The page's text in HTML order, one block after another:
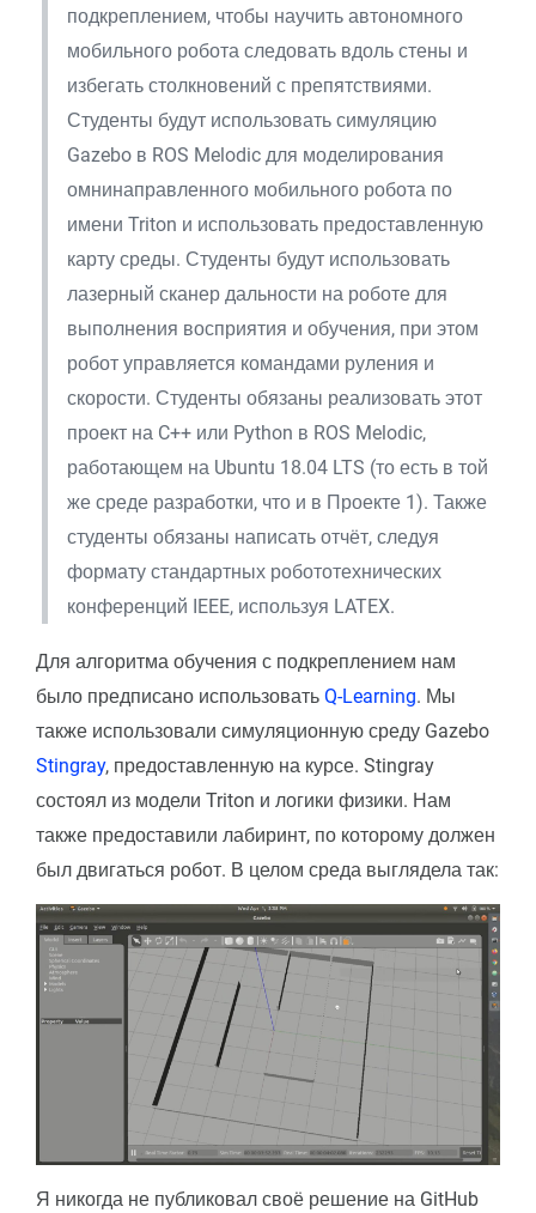
подкреплением, чтобы научить автономного
мобильного робота следовать вдоль стены и
избегать столкновений с препятствиями.
Студенты будут использовать симуляцию
Gazebo в ROS Melodic для моделирования
омнинаправленного мобильного робота по
имени Triton и использовать предоставленную
карту среды. Студенты будут использовать
лазерный сканер дальности на роботе для
выполнения восприятия и обучения, при этом
робот управляется командами руления и
скорости. Студенты обязаны реализовать этот
проект на C++ или Python в ROS Melodic,
работающем на Ubuntu 18.04 LTS (то есть в той
же среде разработки, что и в Проекте 1). Также
студенты обязаны написать отчёт, следуя
формату стандартных робототехнических
конференций IEEE, используя LATEX.
Для алгоритма обучения с подкреплением нам
было предписано использовать Q-Learning. Мы
также использовали симуляционную среду Gazebo
Stingray, предоставленную на курсе. Stingray
состоял из модели Triton и логики физики. Нам
также предоставили лабиринт, по которому должен
был двигаться робот. В целом среда выглядела так:
Я никогда не публиковал своё решение на GitHub